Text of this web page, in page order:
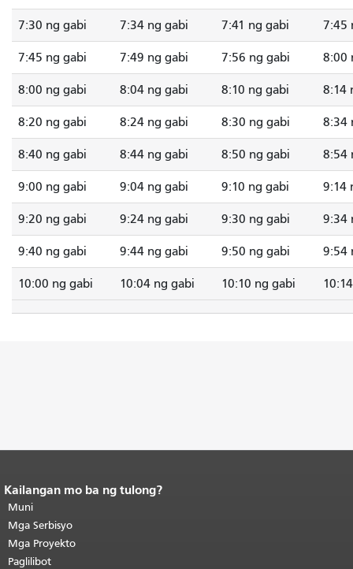
7:30 ng gabi 7:34 ng gabi 7:41 ng gabi 7:45
7:45 ng gabi 7:49 ng gabi 7:56 ng gabi 8:00
8:00 ng gabi 8:04 ng gabi 8:10 ng gabi 8:14
8:20 ng gabi 8:24 ng gabi 8:30 ng gabi 8:34
8:40 ng gabi 8:44 ng gabi 8:50 ng gabi 8:54
9:00 ng gabi 9:04 ng gabi 9:10 ng gabi 9:14
9:20 ng gabi 9:24 ng gabi 9:30 ng gabi 9:34
9:40 ng gabi 9:44 ng gabi 9:50 ng gabi 9:54
10:00 ng gabi 10:04 ng gabi 10:10 ng gabi
Katapusan ng nilalaman ng
pahina.
pahinang ito ay nauulit sa bawat
pahina.Bumalik sa tuktok ng
pangunahing nilalaman
Kailangan mo ba ng tulong?
Muni
Mga Serbisyo
Mga Proyekto
Paglilibot